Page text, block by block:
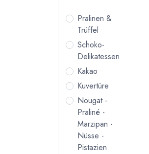
Pralinen &
Trüffel
Schoko-
Delikatessen
Kakao
Kuvertüre
Nougat -
Praliné -
Marzipan -
Nüsse -
Pistazien